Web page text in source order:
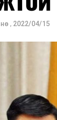
, 2022/04/15